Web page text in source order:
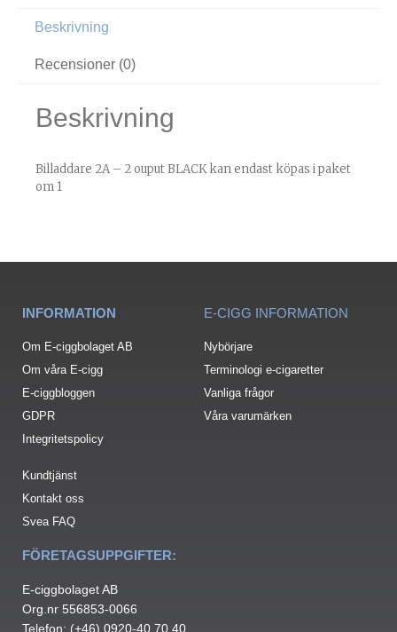
Beskrivning
Recensioner (0)
Beskrivning
Billaddare 2A – 2 ouput BLACK kan endast köpas i paket
om 1
INFORMATION
Om E-ciggbolaget AB
Om våra E-cigg
E-ciggbloggen
GDPR
Integritetspolicy
Kundtjänst
Kontakt oss
Svea FAQ
E-CIGG INFORMATION
Nybörjare
Terminologi e-cigaretter
Vanliga frågor
Våra varumärken
FÖRETAGSUPPGIFTER:
E-ciggbolaget AB
Org.nr 556853-0066
Telefon: (+46) 0920-40 70 40